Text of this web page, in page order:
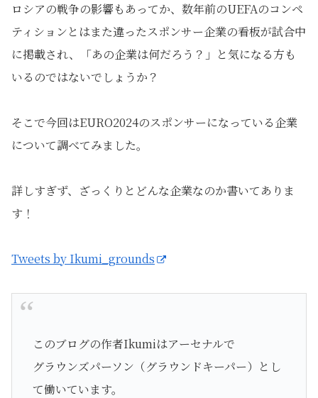
ロシアの戦争の影響もあってか、数年前のUEFAのコンペ
ティションとはまた違ったスポンサー企業の看板が試合中
に掲載され、「あの企業は何だろう？」と気になる方も
いるのではないでしょうか？
そこで今回はEURO2024のスポンサーになっている企業
について調べてみました。
詳しすぎず、ざっくりとどんな企業なのか書いてありま
す！
Tweets by Ikumi_grounds
このブログの作者Ikumiはアーセナルで
グラウンズパーソン（グラウンドキーパー）とし
て働いています。